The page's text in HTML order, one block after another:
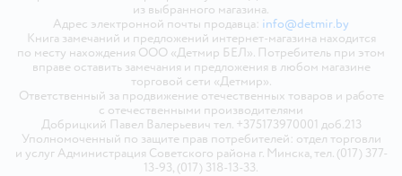
из выбранного магазина.
Адрес электронной почты продавца: info@detmir.by
Книга замечаний и предложений интернет-магазина находится
по месту нахождения ООО «Детмир БЕЛ». Потребитель при этом
вправе оставить замечания и предложения в любом магазине
торговой сети «Детмир».
Ответственный за продвижение отечественных товаров и работе
с отечественными производителями
Добрицкий Павел Валерьевич тел. +375173970001 доб.213
Уполномоченный по защите прав потребителей: отдел торговли
и услуг Администрация Советского района г. Минска, тел. (017) 377-
13-93, (017) 318-13-33.